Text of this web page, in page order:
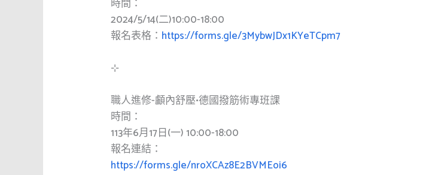
時間：
2024/5/14(二)10:00-18:00
報名表格： https://forms.gle/3MybwJDx1KYeTCpm7
⊹
職人進修-顱內舒壓•德國撥筋術專班課
時間：
113年6月17日(一) 10:00-18:00
報名連結：
https://forms.gle/nroXCAz8E2BVMEoi6